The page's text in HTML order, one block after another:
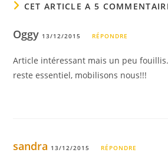
CET ARTICLE A 5
Oggy 13/12/2015 RÉPONDRE
Article intéressant mais un peu
reste essentiel, mobilisons nous!!!
sandra 13/12/2015 RÉPONDRE